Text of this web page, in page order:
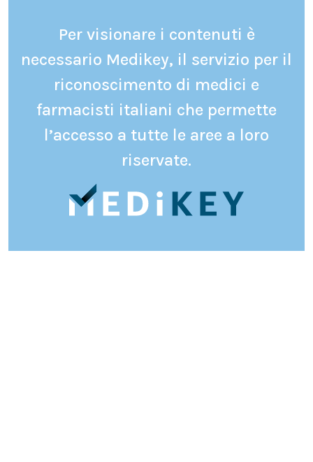
Per visionare i contenuti è
necessario Medikey, il servizio per il
riconoscimento di medici e
farmacisti italiani che permette
l’accesso a tutte le aree a loro
riservate.